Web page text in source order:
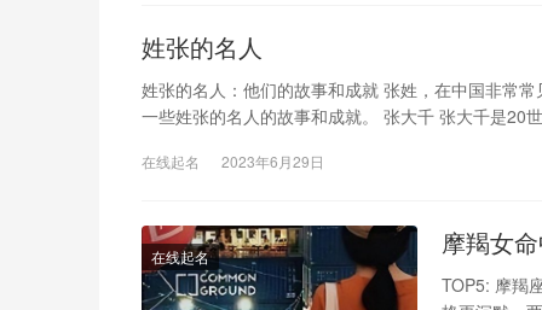
姓张的名人
姓张的名人：他们的故事和成就 张姓，在中国非常
一些姓张的名人的故事和成就。 张大千 张大千是20
在线起名 2023年6月29日
在线起名 摩羯女
TOP5: 摩羯